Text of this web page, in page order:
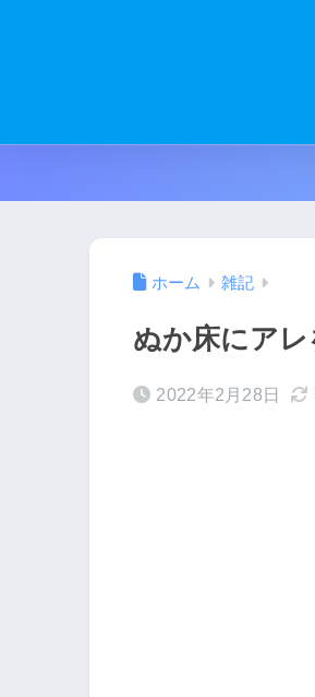
ホーム 雑記
ぬか床にア
2022年2月28日